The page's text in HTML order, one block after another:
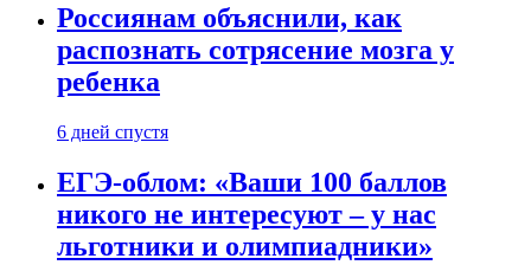
Россиянам объяснили, как
распознать сотрясение мозга у
ребенка
6 дней спустя
ЕГЭ-облом: «Ваши 100 баллов
никого не интересуют – у нас
льготники и олимпиадники»